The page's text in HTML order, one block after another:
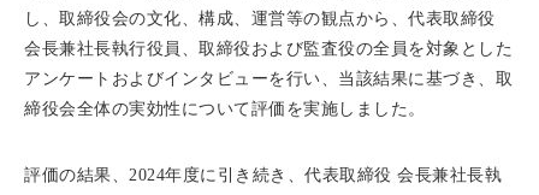
し、取締役会の文化、構成、運営等の観点から、代表取締役
会長兼社長執行役員、取締役および監査役の全員を対象とした
アンケートおよびインタビューを行い、当該結果に基づき、取
締役会全体の実効性について評価を実施しました。
評価の結果、2024年度に引き続き、代表取締役 会長兼社長執